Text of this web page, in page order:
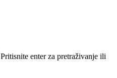
Pritisnite enter za pretraživanje ili